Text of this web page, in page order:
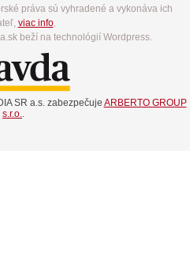
práva sú vyhradené a vykonáva ich
viac info.
beží na technológií Wordpress.
SR a.s. zabezpečuje ARBERTO GROUP
s.r.o.